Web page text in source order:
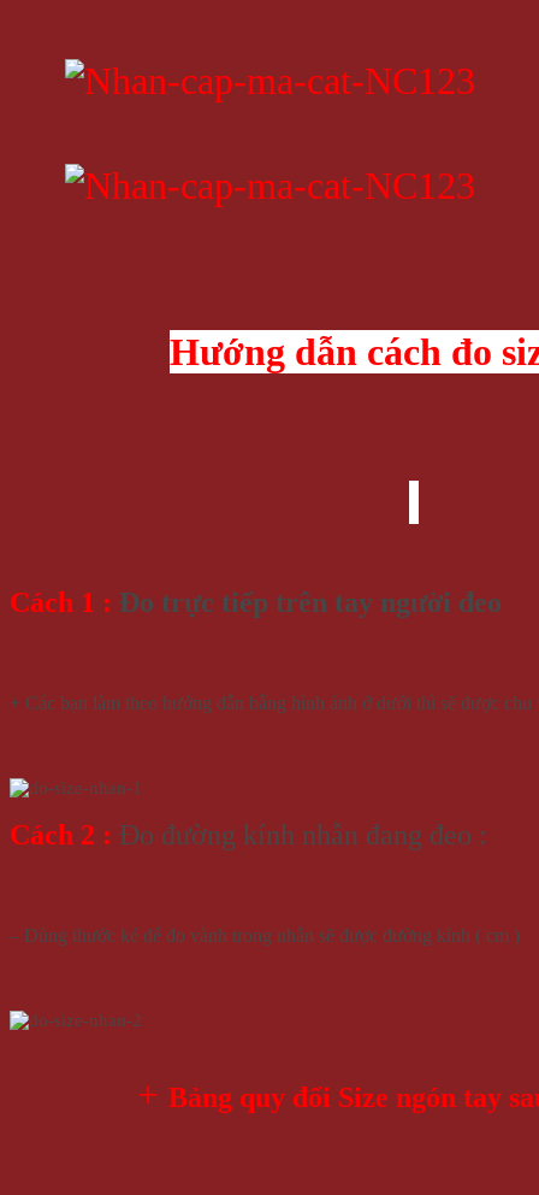
Hướng dẫn cách đo
Cách 1 : Đo trực tiếp trên tay người đeo
+ Các bạn làm theo hướng dẫn bằng hình ảnh ở dưới thì sẽ được chu
Cách 2 : Đo đường kính nhẫn đang đeo :
– Dùng thước kẻ để đo vành trong nhẫn sẽ được đường kính ( cm )
+ Bảng quy đổi Size ngón tay